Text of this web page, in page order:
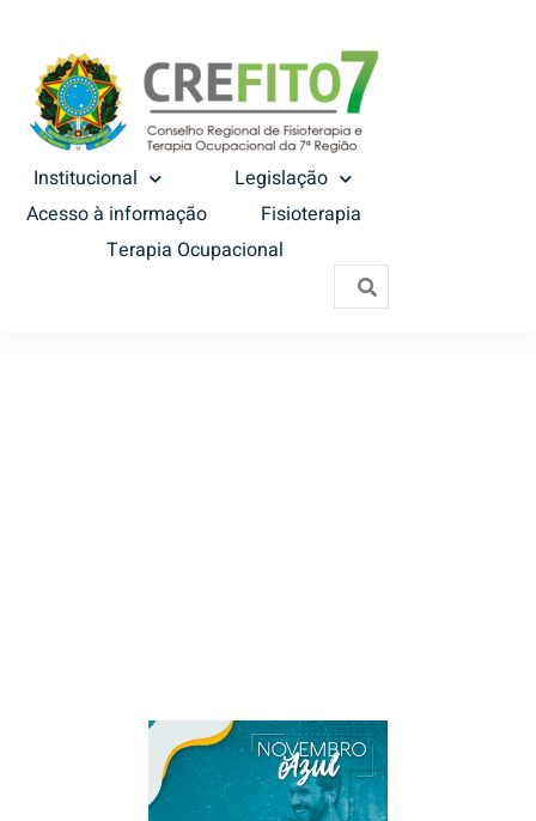
Institucional
Legislação
Acesso à informação
Fisioterapia
Terapia Ocupacional